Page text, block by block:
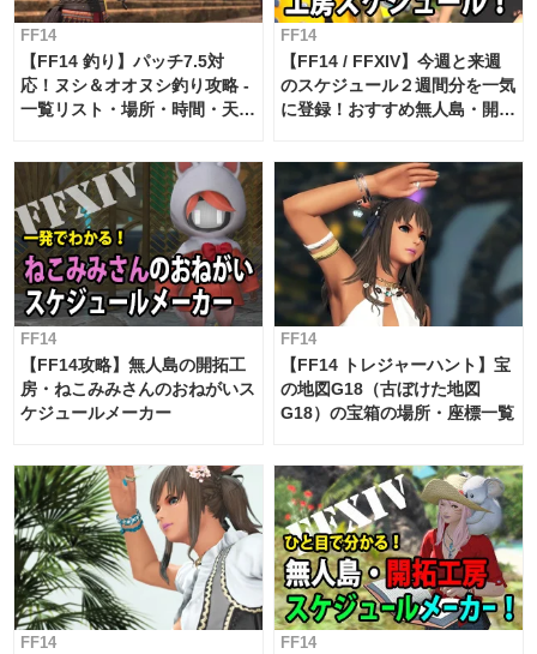
FF14
【FF14 釣り】パッチ7.5対
応！ヌシ＆オオヌシ釣り攻略 -
一覧リスト・場所・時間・天
FF14
【FF14 / FFXIV】今週と来週
のスケジュール２週間分を一気
に登録！おすすめ無人島・開拓
FF14
【FF14攻略】無人島の開拓工
房・ねこみみさんのおねがいス
ケジュールメーカー
FF14
【FF14 トレジャーハント】宝
の地図G18（古ぼけた地図
G18）の宝箱の場所・座標一覧
FF14 FF14